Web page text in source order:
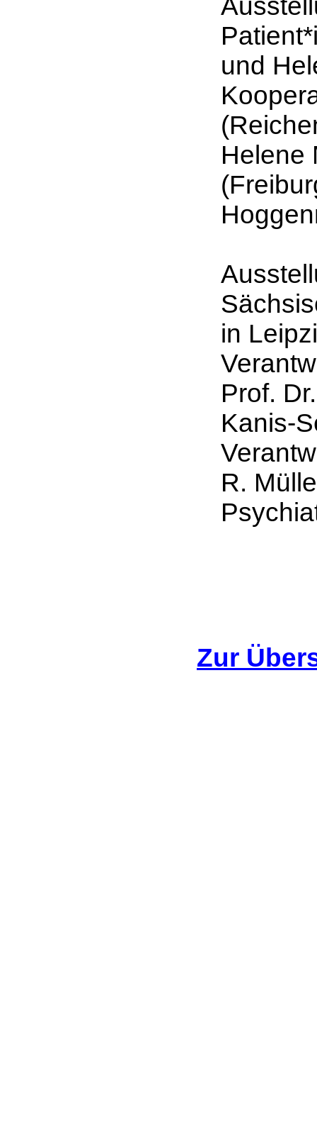
und
Helene
in
Prof.
Kanis-
R.
Zur